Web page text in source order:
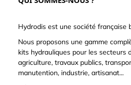
Hydrodis est une société française
Nous proposons une gamme
kits hydrauliques pour les secteurs
agriculture, travaux publics,
manutention, industrie, artisanat...